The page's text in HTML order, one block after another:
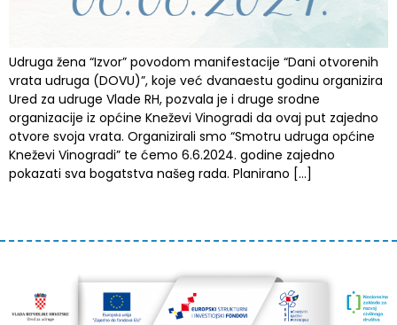
Udruga žena “Izvor” povodom manifestacije “Dani otvorenih
vrata udruga (DOVU)”, koje već dvanaestu godinu organizira
Ured za udruge Vlade RH, pozvala je i druge srodne
organizacije iz općine Kneževi Vinogradi da ovaj put zajedno
otvore svoja vrata. Organizirali smo “Smotru udruga općine
Kneževi Vinogradi” te ćemo 6.6.2024. godine zajedno
pokazati sva bogatstva našeg rada. Planirano […]